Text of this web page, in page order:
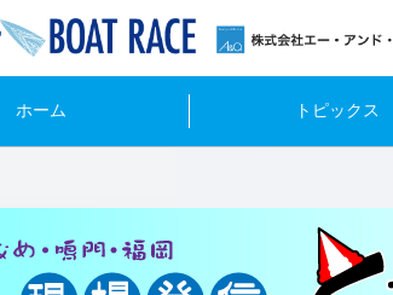
ホーム トピックス